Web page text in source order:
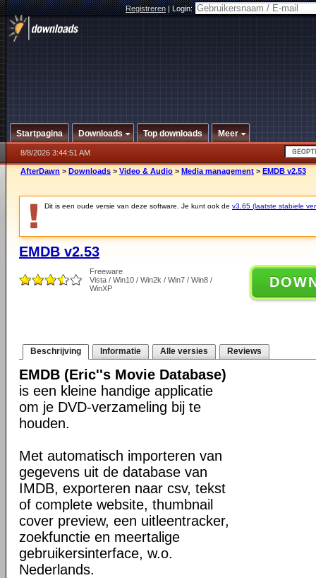
Registreren|Login:
Startpagina Downloads Top downloads Meer
8/8/2026 3:44:51 AM
AfterDawn > Downloads > Video & Audio > Media management > EMDB v2.53
Dit is een oude versie van deze software. Je kunt ook de v3.65 (laatste stabiele
EMDB v2.53
Freeware
Vista / Win10 / Win2k / Win7 / Win8 /
WinXP
Beschrijving Informatie Alle versies Reviews
EMDB (Eric''s Movie Database)
is een kleine handige applicatie
om je DVD-verzameling bij te
houden.
Met automatisch importeren van
gegevens uit de database van
IMDB, exporteren naar csv, tekst
of complete website, thumbnail
cover preview, een uitleentracker,
zoekfunctie en meertalige
gebruikersinterface, w.o.
Nederlands.